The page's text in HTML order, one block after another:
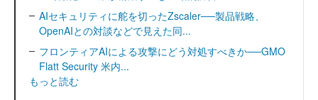
AIセキュリティに舵を切ったZscaler──製品戦略、
OpenAIとの対談などで見えた同...
フロンティアAIによる攻撃にどう対処すべきか──GMO
Flatt Security 米内...
もっと読む